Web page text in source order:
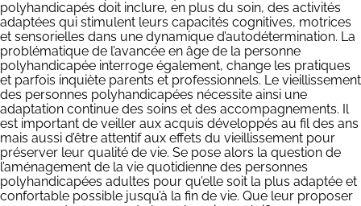
polyhandicapés doit inclure, en plus du soin, des activités
adaptées qui stimulent leurs capacités cognitives, motrices
et sensorielles dans une dynamique d’autodétermination. La
problématique de l’avancée en âge de la personne
polyhandicapée interroge également, change les pratiques
et parfois inquiète parents et professionnels. Le vieillissement
des personnes polyhandicapées nécessite ainsi une
adaptation continue des soins et des accompagnements. Il
est important de veiller aux acquis développés au fil des ans
mais aussi d’être attentif aux effets du vieillissement pour
préserver leur qualité de vie. Se pose alors la question de
l’aménagement de la vie quotidienne des personnes
polyhandicapées adultes pour qu’elle soit la plus adaptée et
confortable possible jusqu’à la fin de vie. Que leur proposer